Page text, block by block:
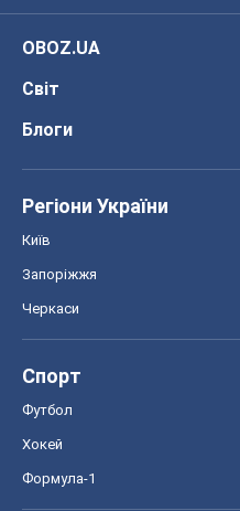
OBOZ.UA
Світ
Блоги
Регіони України
Київ
Запоріжжя
Черкаси
Спорт
Футбол
Хокей
Формула-1